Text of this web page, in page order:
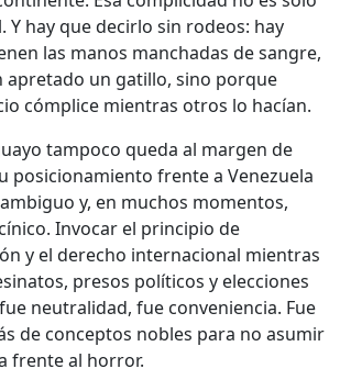
Y hay que decirlo sin rodeos: hay
las manos manchadas de sangre,
apretado un gatillo, sino porque
cómplice mientras otros lo hacían.
tampoco queda al margen de
posicionamiento frente a Venezuela
y, en muchos momentos,
Invocar el principio de
y el derecho internacional mientras
presos políticos y elecciones
neutralidad, fue conveniencia. Fue
de conceptos nobles para no asumir
frente al horror.